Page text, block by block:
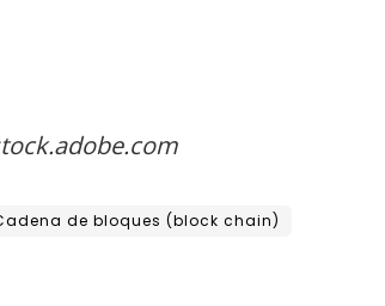
de bloques (block chain)